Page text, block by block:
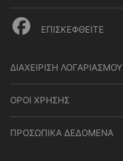
ΕΠΙΣΚΕΦΘΕΙΤΕ
ΔΙΑΧΕΙΡΙΣΗ ΛΟΓΑΡΙΑΣΜΟΥ
ΟΡΟΙ ΧΡΗΣΗΣ
ΠΡΟΣΩΠΙΚΑ ΔΕΔΟΜΕΝΑ